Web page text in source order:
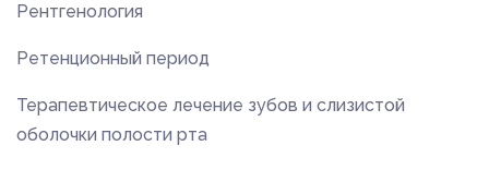
Рентгенология
Ретенционный период
Терапевтическое лечение зубов и слизистой
оболочки полости рта